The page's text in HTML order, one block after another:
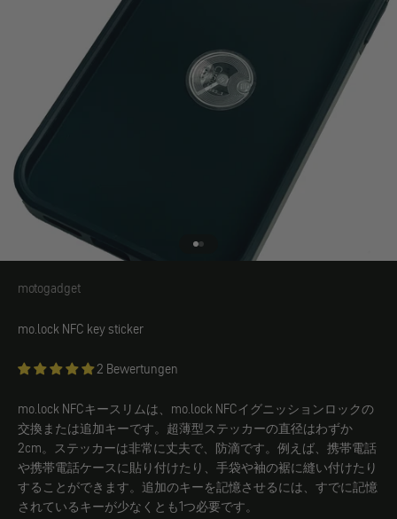
エレメント1へ
エレメント2へ
motogadget
motogadget
mo.lock NFC key sticker
2 Bewertungen
mo.lock NFCキースリムは、mo.lock NFCイグニッションロックの
交換または追加キーです。超薄型ステッカーの直径はわずか
2cm。ステッカーは非常に丈夫で、防滴です。例えば、携帯電話
や携帯電話ケースに貼り付けたり、手袋や袖の裾に縫い付けたり
することができます。追加のキーを記憶させるには、すでに記憶
されているキーが少なくとも1つ必要です。